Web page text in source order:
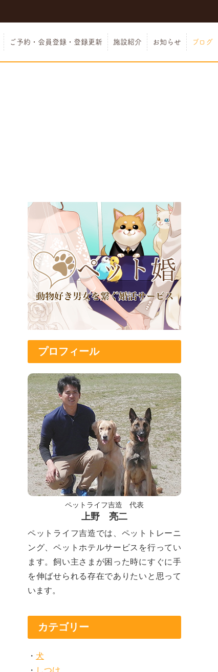
ご予約・会員登録・登録更新 施設紹介 お知らせ ブログ
プロフィール
ペットライフ吉造 代表
上野 亮二
ペットライフ吉造では、ペットトレーニ
ング、ペットホテルサービスを行ってい
ます。飼い主さまが困った時にすぐに手
を伸ばせられる存在でありたいと思って
います。
カテゴリー
犬
しつけ